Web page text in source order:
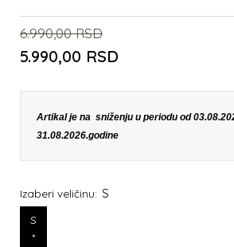
6.990,00 RSD
5.990,00 RSD
Artikal je na sniženju u periodu od
31.08.2026.godine
Izaberi veličinu: S
S
*